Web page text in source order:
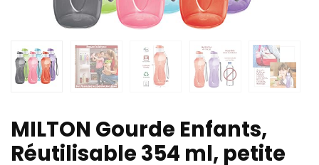
MILTON Gourde Enfants,
Réutilisable 354 ml, petite